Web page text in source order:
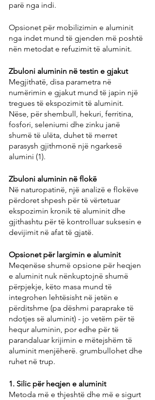
parë nga indi.
Opsionet për mobilizimin e aluminit
nga indet mund të gjenden më poshtë
nën metodat e refuzimit të aluminit.
Zbuloni aluminin në testin e gjakut
Megjithatë, disa parametra në
numërimin e gjakut mund të japin një
tregues të ekspozimit të aluminit.
Nëse, për shembull, hekuri, ferritina,
fosfori, seleniumi dhe zinku janë
shumë të ulëta, duhet të merret
parasysh gjithmonë një ngarkesë
alumini (1).
Zbuloni aluminin në flokë
Në naturopatinë, një analizë e flokëve
përdoret shpesh për të vërtetuar
ekspozimin kronik të aluminit dhe
gjithashtu për të kontrolluar suksesin e
devijimit në afat të gjatë.
Opsionet për largimin e aluminit
Meqenëse shumë opsione për heqjen
e aluminit nuk nënkuptojnë shumë
përpjekje, këto masa mund të
integrohen lehtësisht në jetën e
përditshme (pa dëshmi paraprake të
ndotjes së aluminit) - jo vetëm për të
hequr aluminin, por edhe për të
parandaluar krijimin e mëtejshëm të
aluminit menjëherë. grumbullohet dhe
ruhet në trup.
1. Silic për heqjen e aluminit
Metoda më e thjeshtë dhe më e sigurt